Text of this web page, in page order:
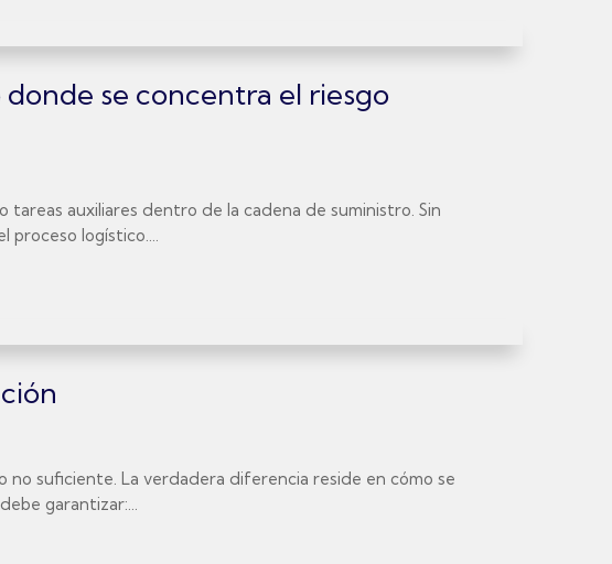
se concentra el riesgo
auxiliares dentro de la cadena de suministro. Sin
logístico....
suficiente. La verdadera diferencia reside en cómo se
garantizar:...